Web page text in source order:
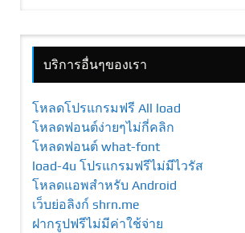
บริการอื่นๆของเรา
โหลดโปรแกรมฟรี All load
โหลดฟอนต์ง่ายๆไม่กี่คลิก
โหลดฟอนต์ what-font
load-4u โปรแกรมฟรีไม่มีไวรัส
โหลดแอพสำหรับ Android
เว็บย่อลิงก์ shrn.me
ฝากรูปฟรีไม่มีค่าใช้จ่าย